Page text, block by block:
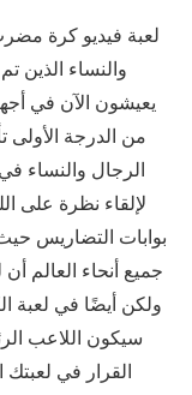
لعبة فيديو كرة
والنساء الذين
يعيشون الآن في
من الدرجة
الرجال والنساء
لإلقاء نظرة على
بوابات التضاريس
جميع أنحاء العالم
ولكن أيضًا في لعبة
سيكون اللاعب
القرار في لعبتك